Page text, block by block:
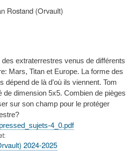
Rostand (Orvault)
extraterrestres venus de différents
Mars, Titan et Europe. La forme des
de là d’où ils viennent. Tom
de dimension 5x5. Combien de pièges
sur son champ pour le protéger
4_0.pdf
2024-2025